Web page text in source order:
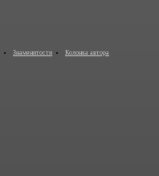
Знаменитости Колонка автора